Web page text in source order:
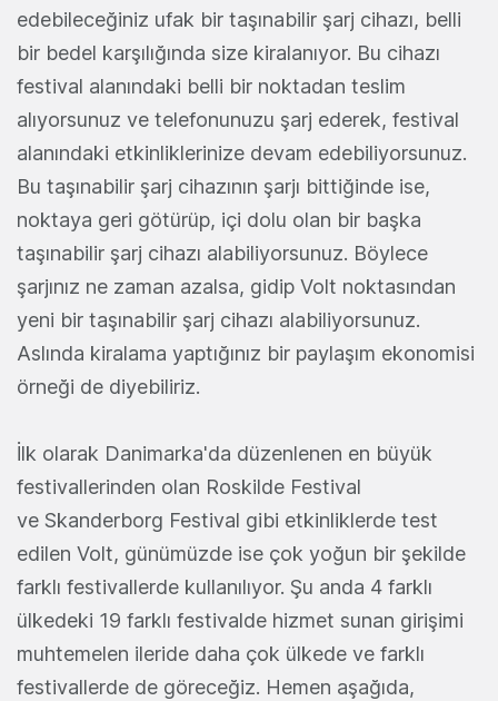
edebileceğiniz ufak bir taşınabilir şarj cihazı, belli
bir bedel karşılığında size kiralanıyor. Bu cihazı
festival alanındaki belli bir noktadan teslim
alıyorsunuz ve telefonunuzu şarj ederek, festival
alanındaki etkinliklerinize devam edebiliyorsunuz.
Bu taşınabilir şarj cihazının şarjı bittiğinde ise,
noktaya geri götürüp, içi dolu olan bir başka
taşınabilir şarj cihazı alabiliyorsunuz. Böylece
şarjınız ne zaman azalsa, gidip Volt noktasından
yeni bir taşınabilir şarj cihazı alabiliyorsunuz.
Aslında kiralama yaptığınız bir paylaşım ekonomisi
örneği de diyebiliriz.
İlk olarak Danimarka'da düzenlenen en büyük
festivallerinden olan Roskilde Festival
ve Skanderborg Festival gibi etkinliklerde test
edilen Volt, günümüzde ise çok yoğun bir şekilde
farklı festivallerde kullanılıyor. Şu anda 4 farklı
ülkedeki 19 farklı festivalde hizmet sunan girişimi
muhtemelen ileride daha çok ülkede ve farklı
festivallerde de göreceğiz. Hemen aşağıda,